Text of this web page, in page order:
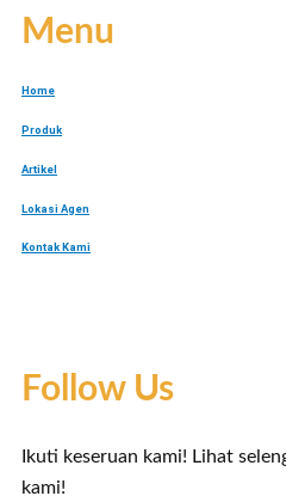
Menu
Home
Produk
Artikel
Lokasi Agen
Kontak Kami
Follow Us
Ikuti keseruan kami! Lihat
kami!